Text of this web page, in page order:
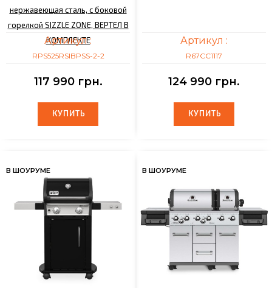
нержавеющая сталь, с боковой
горелкой SIZZLE ZONE, ВЕРТЕЛ В
КОМПЛЕКТЕ
Артикул :
RPS525RSIBPSS-2-2
117 990 грн.
КУПИТЬ
КУПИТЬ
Артикул :
R67CС1117
124 990 грн.
КУПИТЬ
КУПИТЬ
В ШОУРУМЕ В ШОУРУМЕ